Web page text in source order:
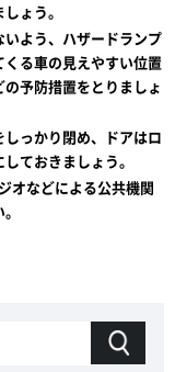
ょう。
よう、ハザードランプ
る車の見えやすい位置
予防措置をとりましょ
っかり閉め、ドアはロ
ておきましょう。
オなどによる公共機関